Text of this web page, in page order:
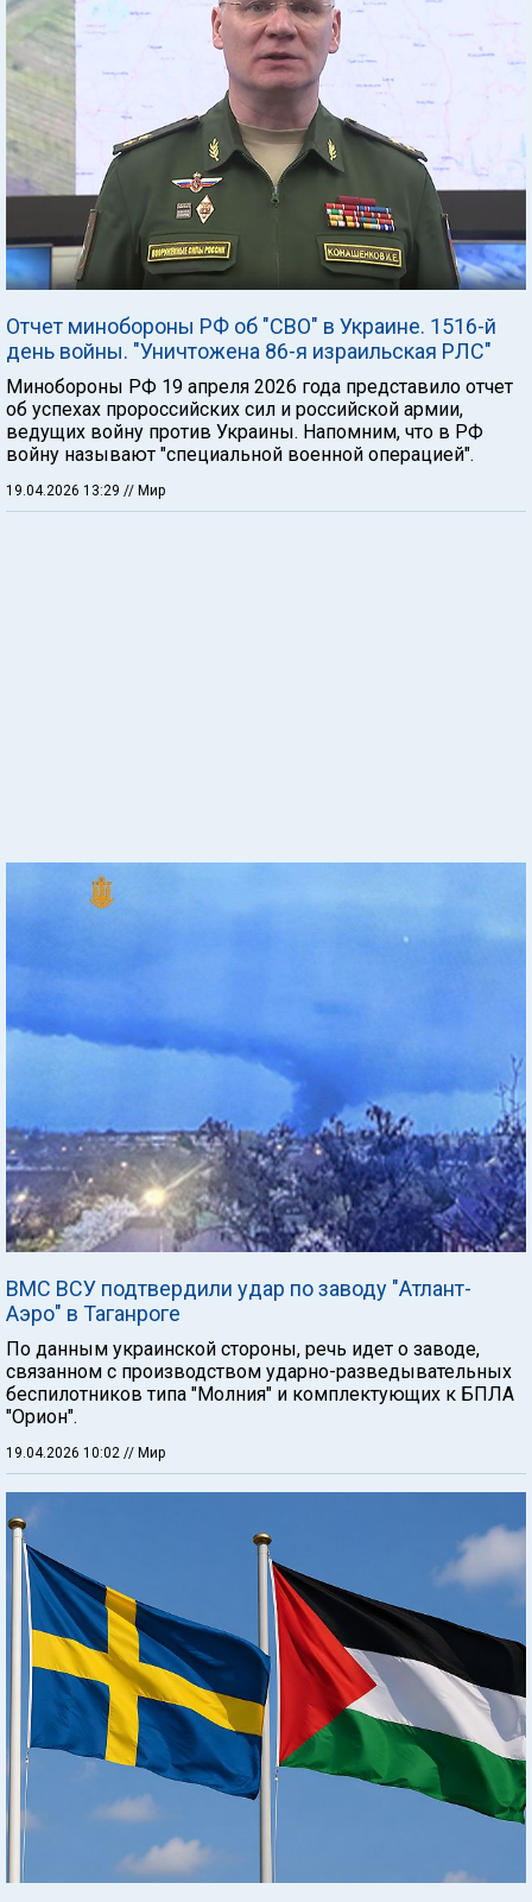
Отчет минобороны РФ об "СВО" в Украине. 1516-й
день войны. "Уничтожена 86-я израильская РЛС"
Минобороны РФ 19 апреля 2026 года представило отчет
об успехах пророссийских сил и российской армии,
ведущих войну против Украины. Напомним, что в РФ
войну называют "специальной военной операцией".
19.04.2026 13:29 // Мир
ВМС ВСУ подтвердили удар по заводу "Атлант-
Аэро" в Таганроге
По данным украинской стороны, речь идет о заводе,
связанном с производством ударно-разведывательных
беспилотников типа "Молния" и комплектующих к БПЛА
"Орион".
19.04.2026 10:02 // Мир